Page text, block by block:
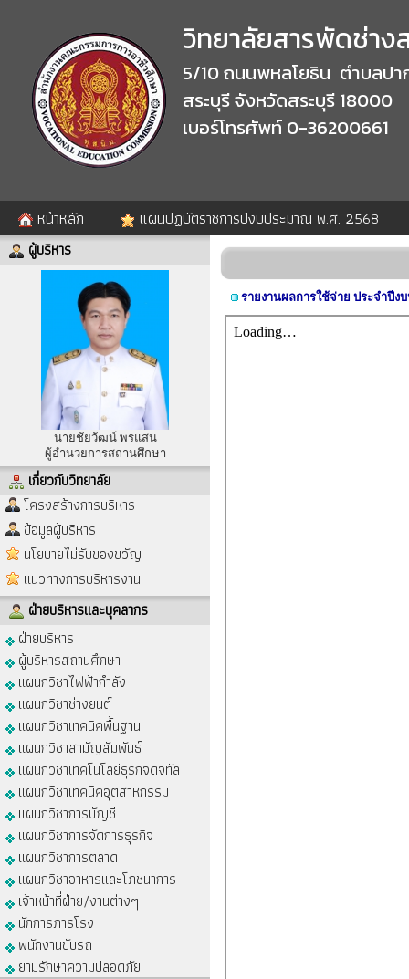
วิทยาลัยสารพัดช่าง
5/10 ถนนพหลโยธิน ตำบลปา
สระบุรี จังหวัดสระบุรี 18000
เบอร์โทรศัพท์ 0-36200661
หน้าหลัก แผนปฏิบัติราชการปีงบประมาณ พ.ศ. 2568
ผู้บริหาร
นายชัยวัฒน์ พรแสน
ผู้อำนวยการสถานศึกษา
เกี่ยวกับวิทยาลัย
โครงสร้างการบริหาร
ข้อมูลผู้บริหาร
นโยบายไม่รับของขวัญ
แนวทางการบริหารงาน
ฝ่ายบริหารและบุคลากร
ฝ่ายบริหาร
ผู้บริหารสถานศึกษา
แผนกวิชาไฟฟ้ากำลัง
แผนกวิชาช่างยนต์
แผนกวิชาเทคนิคพื้นฐาน
แผนกวิชาสามัญสัมพันธ์
แผนกวิชาเทคโนโลยีธุรกิจดิจิทัล
แผนกวิชาเทคนิคอุตสาหกรรม
แผนกวิชาการบัญชี
แผนกวิชาการจัดการธุรกิจ
แผนกวิชาการตลาด
แผนกวิชาอาหารและโภชนาการ
เจ้าหน้าที่ฝ่าย/งานต่างๆ
นักการภารโรง
พนักงานขับรถ
ยามรักษาความปลอดภัย
รายงานผลการใช้จ่าย ประจำปีง